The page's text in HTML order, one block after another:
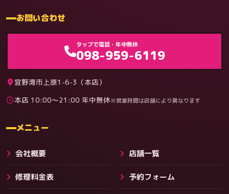
料金
お問い合わせ
タップで電話・年中無休
098-959-6119
宜野湾市上原1-6-3（本店）
本店 10:00〜21:00 年中無休※営業時間は店舗により異なります
メニュー
会社概要 店舗一覧
修理料金表 予約フォーム